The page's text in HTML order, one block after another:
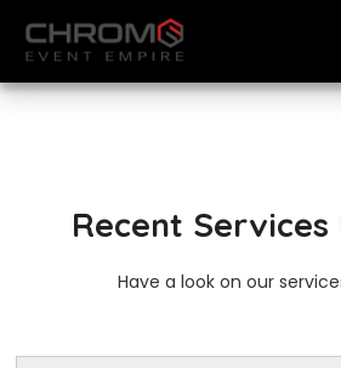
Recent Services
Have a look on our